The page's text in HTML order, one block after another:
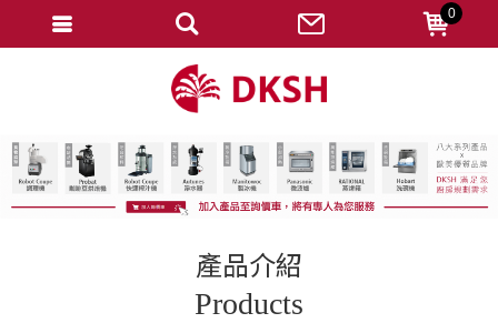
產品介紹
Products
0
忘記密碼
變更密碼